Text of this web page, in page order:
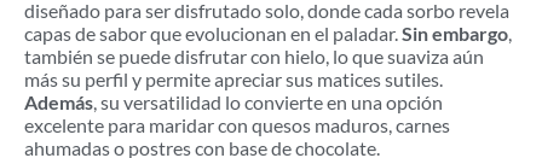
diseñado para ser disfrutado solo, donde cada sorbo revela
capas de sabor que evolucionan en el paladar. Sin embargo
también se puede disfrutar con hielo, lo que suaviza aún
más su perfil y permite apreciar sus matices sutiles.
Además , su versatilidad lo convierte en una opción
excelente para maridar con quesos maduros, carnes
ahumadas o postres con base de chocolate.